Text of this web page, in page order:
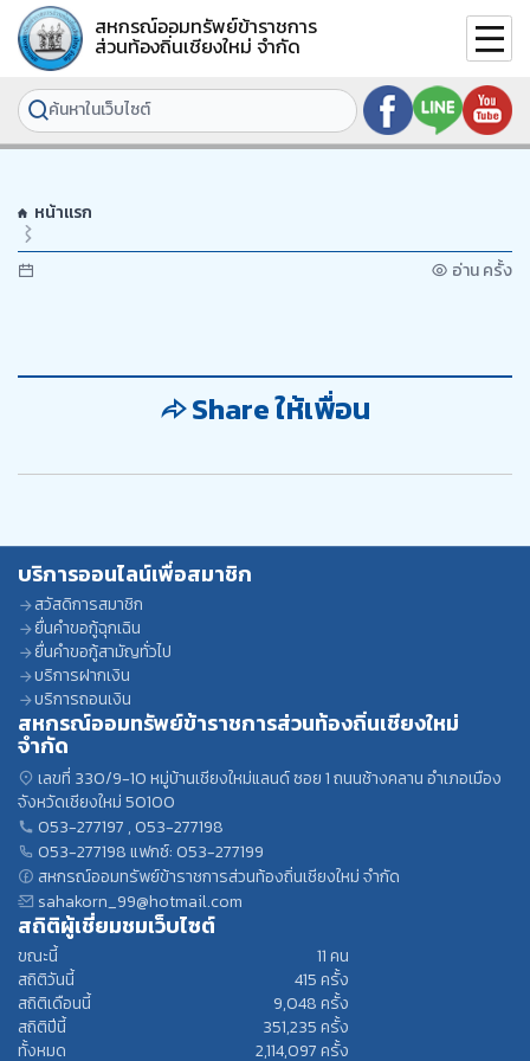
สหกรณ์ออมทรัพย์ข้าราชการ
ส่วนท้องถิ่นเชียงใหม่ จำกัด
หน้าแรก
อ่าน ครั้ง
Share ให้เพื่อน
บริการออนไลน์เพื่อสมาชิก
สวัสดิการสมาชิก
ยื่นคำขอกู้ฉุกเฉิน
ยื่นคำขอกู้สามัญทั่วไป
บริการฝากเงิน
บริการถอนเงิน
สหกรณ์ออมทรัพย์ข้าราชการส่วนท้องถิ่นเชียงใหม่
จำกัด
เลขที่ 330/9-10 หมู่บ้านเชียงใหม่แลนด์ ซอย 1 ถนนช้างคลาน อำเภอเมือง
จังหวัดเชียงใหม่ 50100
053-277197 ,053-277198
053-277198แฟกซ์: 053-277199
สหกรณ์ออมทรัพย์ข้าราชการส่วนท้องถิ่นเชียงใหม่ จำกัด
sahakorn_99@hotmail.com
สถิติผู้เชี่ยมชมเว็บไซต์
ขณะนี้ 11คน
สถิติวันนี้
415ครั้ง
สถิติเดือนนี้
9,048ครั้ง
สถิติปีนี้
351,235ครั้ง
ทั้งหมด
2,114,097ครั้ง